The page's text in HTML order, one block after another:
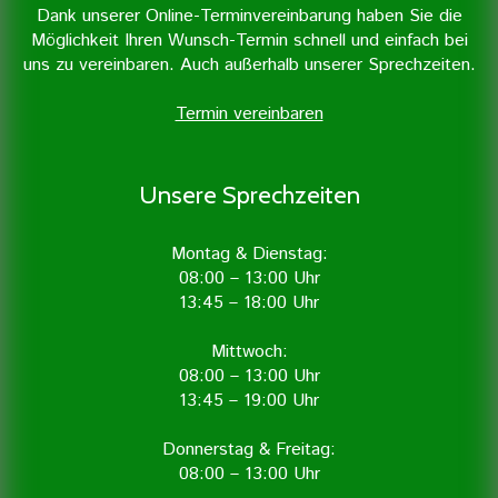
Dank unserer Online-Terminvereinbarung haben Sie die
Möglichkeit Ihren Wunsch-Termin schnell und einfach bei
uns zu vereinbaren. Auch außerhalb unserer Sprechzeiten.
Termin vereinbaren
Unsere Sprechzeiten
Montag & Dienstag:
08:00 – 13:00 Uhr
13:45 – 18:00 Uhr
Mittwoch:
08:00 – 13:00 Uhr
13:45 – 19:00 Uhr
Donnerstag & Freitag:
08:00 – 13:00 Uhr